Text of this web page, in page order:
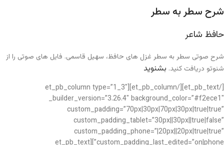
شرح سطر به سطر
حافظ شاعر
شرح صوتی سطر به سطر غزل های حافظ، سهیل قاسمی. فایل های صوتی را از
شنوتو دریافت کنید. بشنوید
[/et_pb_text][/et_pb_column][et_pb_column type=”1_3″
_builder_version=”3.26.4″ background_color=”#f2ece1″
custom_padding=”70px|30px|70px|30px|true|true”
custom_padding_tablet=”30px||30px||true|false”
custom_padding_phone=”|20px||20px|true|true”